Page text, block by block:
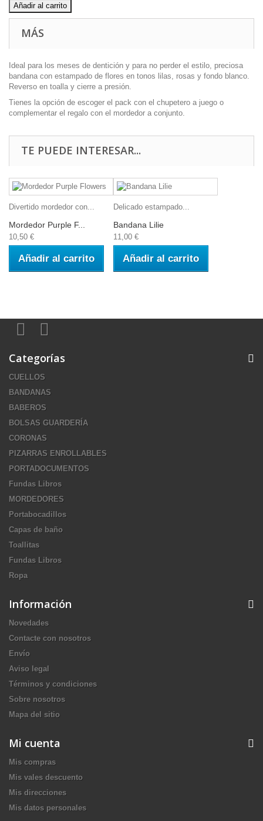
Añadir al carrito
MÁS
Ideal para los meses de dentición y para no perder el estilo, preciosa
bandana con estampado de flores en tonos lilas, rosas y fondo blanco.
Reverso en toalla y cierre a presión.
Tienes la opción de escoger el pack con el chupetero a juego o
complementar el regalo con el mordedor a conjunto.
TE PUEDE INTERESAR...
Divertido mordedor con...
Mordedor Purple F...
10,50 €
Añadir al carrito
Delicado estampado...
Bandana Lilie
11,00 €
Añadir al carrito
Categorías
CUELLOS
BANDANAS
BABEROS
BOLSAS GUARDERÍA
CORONAS
PIZARRAS ENROLLABLES
PORTADOCUMENTOS
Fundas Libros
MORDEDORES
Portabocadillos
Capas de baño
Toallitas
Fundas Libros
Ropa
Información
Novedades
Contacte con nosotros
Envío
Aviso legal
Términos y condiciones
Sobre nosotros
Mapa del sitio
Mi cuenta
Mis compras
Mis vales descuento
Mis direcciones
Mis datos personales